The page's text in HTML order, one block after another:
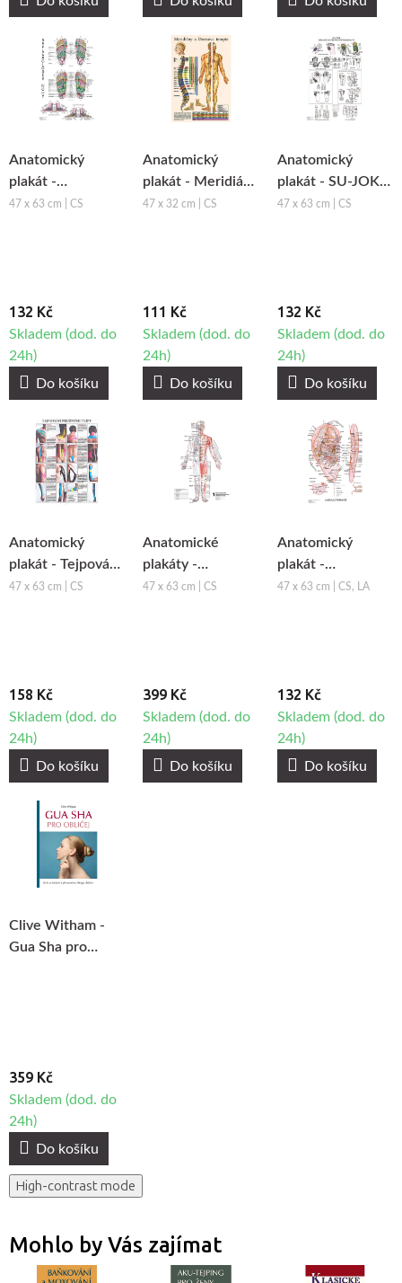
Anatomický
plakát -
Reflexologie nohy
47 x 63 cm | CS
132 Kč
Skladem (dod. do
24h)
Do košíku
Anatomický
plakát - Meridiány
a Dornova terapie
47 x 32 cm | CS
111 Kč
Skladem (dod. do
24h)
Do košíku
Anatomický
plakát - SU-JOK -
základní systém
47 x 63 cm | CS
132 Kč
Skladem (dod. do
24h)
Do košíku
Anatomický
plakát - Tejpování
pružnými tejpy
47 x 63 cm | CS
158 Kč
Skladem (dod. do
24h)
Do košíku
Anatomické
plakáty -
Topografie Aku
47 x 63 cm | CS
399 Kč
Skladem (dod. do
24h)
Do košíku
Anatomický
plakát -
Aurikuloterapie
47 x 63 cm | CS, LA
132 Kč
Skladem (dod. do
24h)
Do košíku
Clive Witham -
Gua Sha pro
359 Kč
Skladem (dod. do
24h)
Do košíku
High-contrast mode
Mohlo by Vás zajímat